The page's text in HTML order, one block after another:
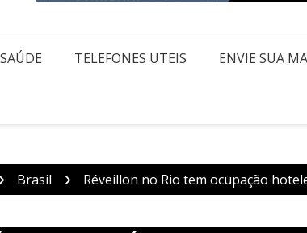
SAÚDE TELEFONES UTEIS ENVIE SUA
Brasil Réveillon no Rio tem ocupação